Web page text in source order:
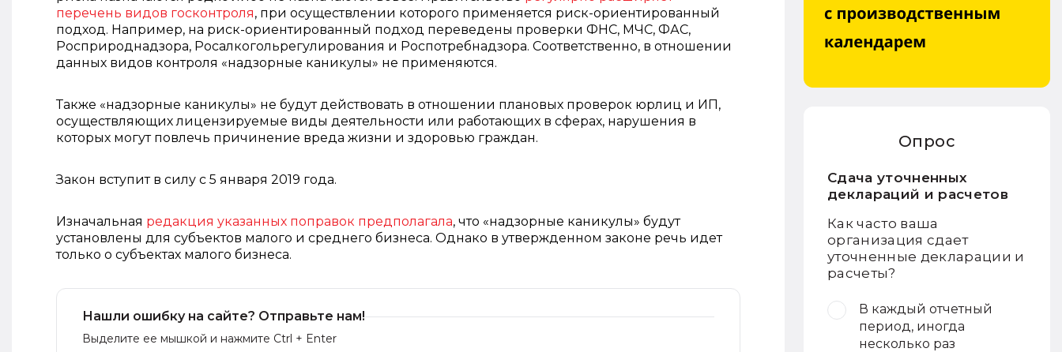
перечень видов госконтроля, при осуществлении которого применяется риск-ориентированный
подход. Например, на риск-ориентированный подход переведены проверки ФНС, МЧС, ФАС,
Росприроднадзора, Росалкогольрегулирования и Роспотребнадзора. Соответственно, в отношении
данных видов контроля «надзорные каникулы» не применяются.
Также «надзорные каникулы» не будут действовать в отношении плановых проверок юрлиц и ИП,
осуществляющих лицензируемые виды деятельности или работающих в сферах, нарушения в
которых могут повлечь причинение вреда жизни и здоровью граждан.
Закон вступит в силу с 5 января 2019 года.
Изначальная редакция указанных поправок предполагала, что «надзорные каникулы» будут
установлены для субъектов малого ‎и среднего бизнеса. Однако в утвержденном законе речь идет
только о субъектах малого бизнеса.
Нашли ошибку на сайте? Отправьте нам!
Выделите ее мышкой и нажмите Ctrl + Enter
Опрос
Сдача уточненных
деклараций и расчетов
Как часто ваша
организация сдает
уточненные декларации и
расчеты?
В каждый отчетный
период, иногда
несколько раз